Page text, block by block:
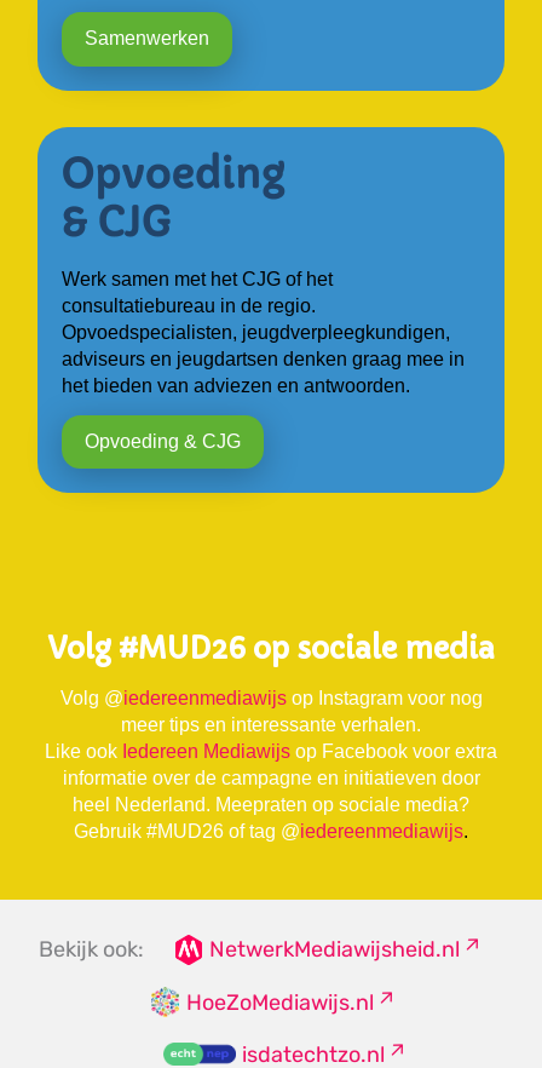
Samenwerken
Werk samen met het CJG of het
consultatiebureau in de regio.
Opvoedspecialisten, jeugdverpleegkundigen,
adviseurs en jeugdartsen denken graag mee in
het bieden van adviezen en antwoorden.
Opvoeding & CJG
Volg #MUD26 op sociale media
Volg @iedereenmediawijs op Instagram voor nog
meer tips en interessante verhalen.
Like ook Iedereen Mediawijs op Facebook voor extra
informatie over de campagne en initiatieven door
heel Nederland. Meepraten op sociale media?
Gebruik #MUD26 of tag @iedereenmediawijs.
Bekijk ook:
NetwerkMediawijsheid.nl
HoeZoMediawijs.nl
isdatechtzo.nl